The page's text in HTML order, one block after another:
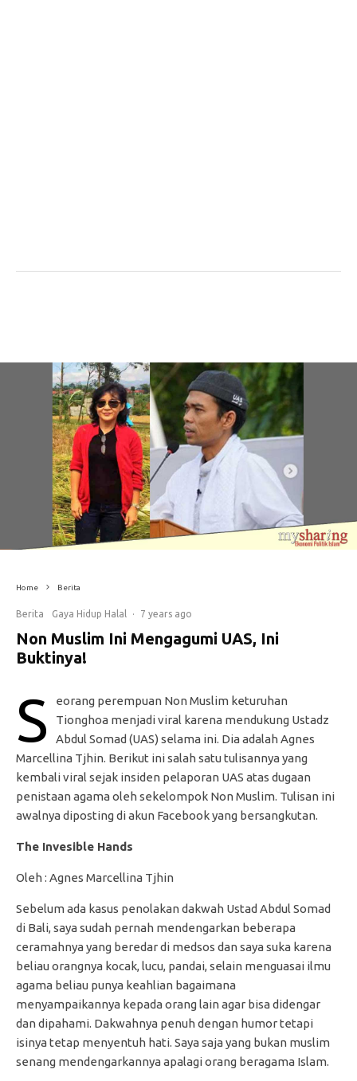
Home Berita
Berita Gaya Hidup Halal · 7 years ago
Non Muslim Ini Mengagumi UAS, Ini
Buktinya!
S
eorang perempuan Non Muslim keturuhan
Tionghoa menjadi viral karena mendukung Ustadz
Abdul Somad (UAS) selama ini. Dia adalah Agnes
Marcellina Tjhin. Berikut ini salah satu tulisannya yang
kembali viral sejak insiden pelaporan UAS atas dugaan
penistaan agama oleh sekelompok Non Muslim. Tulisan ini
awalnya diposting di akun Facebook yang bersangkutan.
The Invesible Hands
Oleh : Agnes Marcellina Tjhin
Sebelum ada kasus penolakan dakwah Ustad Abdul Somad
di Bali, saya sudah pernah mendengarkan beberapa
ceramahnya yang beredar di medsos dan saya suka karena
beliau orangnya kocak, lucu, pandai, selain menguasai ilmu
agama beliau punya keahlian bagaimana
menyampaikannya kepada orang lain agar bisa didengar
dan dipahami. Dakwahnya penuh dengan humor tetapi
isinya tetap menyentuh hati. Saya saja yang bukan muslim
senang mendengarkannya apalagi orang beragama Islam.